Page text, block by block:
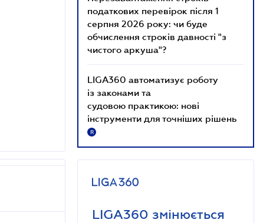
податкових перевірок після 1
серпня 2026 року: чи буде
обчислення строків давності "з
чистого аркуша"?
LIGA360 автоматизує роботу
із законами та
судовою практикою: нові
інструменти для точніших рішень
R
LIGA360 змінюється